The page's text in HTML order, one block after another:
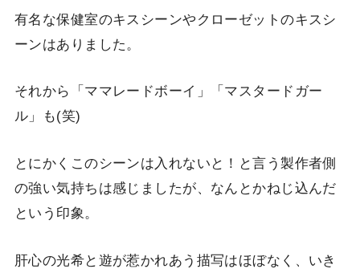
有名な保健室のキスシーンやクローゼットのキスシ
ーンはありました。
それから「ママレードボーイ」「マスタードガー
ル」も(笑)
とにかくこのシーンは入れないと！と言う製作者側
の強い気持ちは感じましたが、なんとかねじ込んだ
という印象。
肝心の光希と遊が惹かれあう描写はほぼなく、いき